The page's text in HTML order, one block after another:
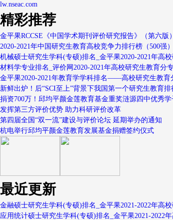
lw.nseac.com
精彩推荐
金平果RCCSE《中国学术期刊评价研究报告》（第六版
2020-2021年中国研究生教育高校竞争力排行榜（500强）
机械硕士研究生学科(专硕)排名_金平果2020-2021年高
材料学专业排名_评价网2020-2021年高校研究生教育分
金平果2020-2021年教育学学科排名——高校研究生教育
新鲜出炉！后“SCI至上”背景下我国第一个研究生教育排
捐资700万！邱均平颜金莲教育基金重奖涟源四中优秀学
发挥第三方评价优势 助力科研评价改革
第四届全国“双一流”建设与评价论坛 延期举办的通知
杭电举行邱均平颜金莲教育发展基金捐赠签约仪式
最近更新
金融硕士研究生学科(专硕)排名_金平果2021-2022年高
应用统计硕士研究生学科(专硕)排名_金平果2021-2022